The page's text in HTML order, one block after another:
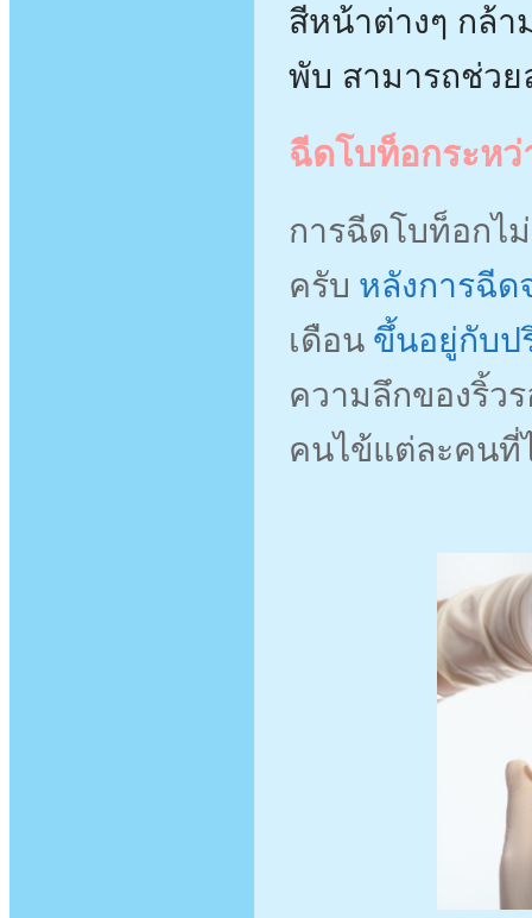
สีหน้าต่างๆ กล้า
พับ สามารถช่วย
ฉีดโบท็อกระห
การฉีดโบท็อกไ
ครับ หลังการฉีด
เดือน ขึ้นอยู่กับป
ความลึกของริ้ว
คนไข้แต่ละคนที่